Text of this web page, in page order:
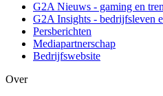
G2A Nieuws - gaming en
G2A Insights - bedrijfsleven
Persberichten
Mediapartnerschap
Bedrijfswebsite
Over